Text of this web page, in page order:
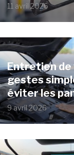
11 avril 2026
Entretien de
gestes
éviter les
9 avril 2026